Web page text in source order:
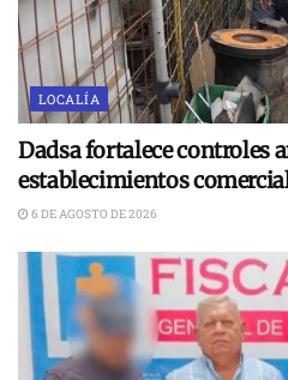
LOCALÍA
Dadsa fortalece controles
establecimientos
6 DE AGOSTO DE 2026